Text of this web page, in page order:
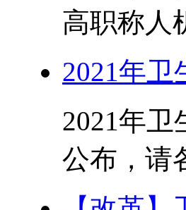
高职称人
2021年
2021年
公布，请